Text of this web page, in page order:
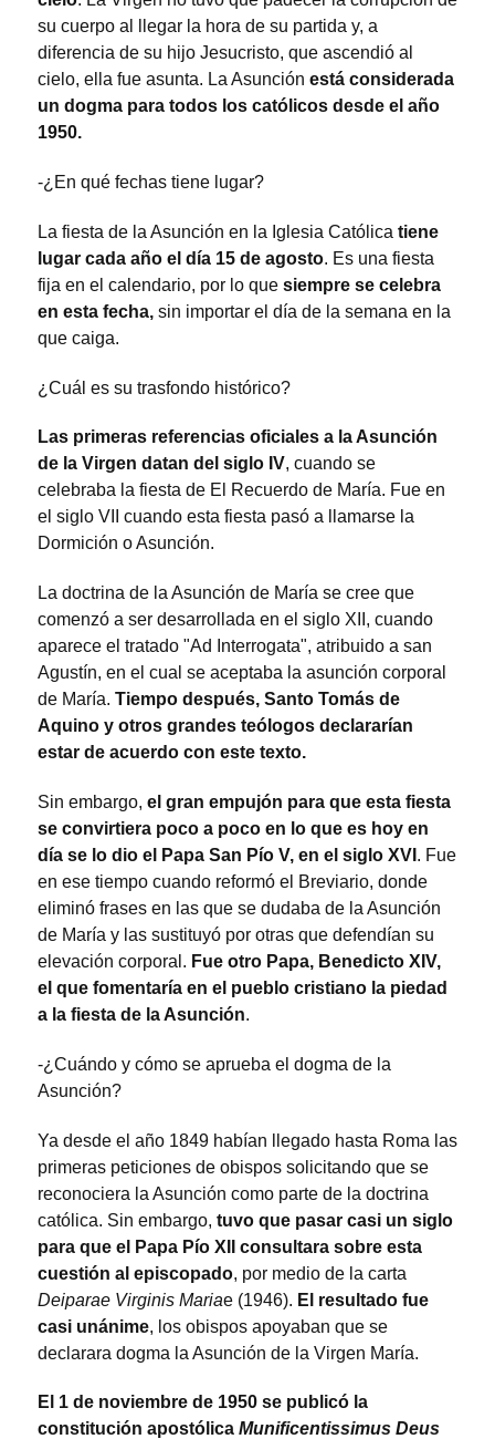
su cuerpo al llegar la hora de su partida y, a
diferencia de su hijo Jesucristo, que ascendió al
cielo, ella fue asunta. La Asunción está considerada
un dogma para todos los católicos desde el año
1950.
-¿En qué fechas tiene lugar?
La fiesta de la Asunción en la Iglesia Católica tiene
lugar cada año el día 15 de agosto. Es una fiesta
fija en el calendario, por lo que siempre se celebra
en esta fecha, sin importar el día de la semana en la
que caiga.
¿Cuál es su trasfondo histórico?
Las primeras referencias oficiales a la Asunción
de la Virgen datan del siglo IV, cuando se
celebraba la fiesta de El Recuerdo de María. Fue en
el siglo VII cuando esta fiesta pasó a llamarse la
Dormición o Asunción.
La doctrina de la Asunción de María se cree que
comenzó a ser desarrollada en el siglo XII, cuando
aparece el tratado "Ad Interrogata", atribuido a san
Agustín, en el cual se aceptaba la asunción corporal
de María. Tiempo después, Santo Tomás de
Aquino y otros grandes teólogos declararían
estar de acuerdo con este texto.
Sin embargo, el gran empujón para que esta fiesta
se convirtiera poco a poco en lo que es hoy en
día se lo dio el Papa San Pío V, en el siglo XVI . Fue
en ese tiempo cuando reformó el Breviario, donde
eliminó frases en las que se dudaba de la Asunción
de María y las sustituyó por otras que defendían su
elevación corporal. Fue otro Papa, Benedicto XIV,
el que fomentaría en el pueblo cristiano la piedad
a la fiesta de la Asunción.
-¿Cuándo y cómo se aprueba el dogma de la
Asunción?
Ya desde el año 1849 habían llegado hasta Roma las
primeras peticiones de obispos solicitando que se
reconociera la Asunción como parte de la doctrina
católica. Sin embargo, tuvo que pasar casi un siglo
para que el Papa Pío XII consultara sobre esta
cuestión al episcopado, por medio de la carta
Deiparae Virginis Mariae (1946). El resultado fue
casi unánime, los obispos apoyaban que se
declarara dogma la Asunción de la Virgen María.
El 1 de noviembre de 1950 se publicó la
constitución apostólica Munificentissimus Deus